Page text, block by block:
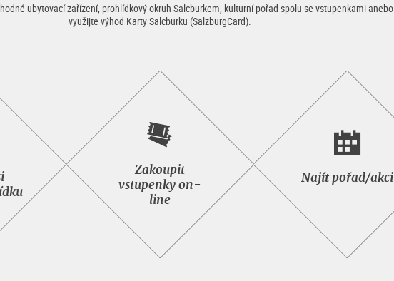
ubytovací zařízení, prohlídkový okruh Salcburkem, kulturní pořad spolu se vstupenkami anebo
využijte výhod Karty Salcburku (SalzburgCard).
Zakoupit
vstupenky on-
line
Zakoupit
vstupenky
on-
Najít pořad/akci
Najít
pořad/akci